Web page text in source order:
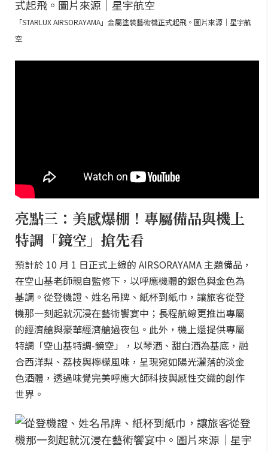
「STARLUX AIRSORAYAMA」金屬塗裝藝術機正式起飛。圖片來源｜星宇航
空
亮點三：美感爆棚！專屬備品與機上
特調「鏡空」搶先看
預計於 10 月 1 日正式上線的 AIRSORAYAMA 主題備品，
在空山基老師親自監修下，以呼應機體的銀色與金色為
基調。從登機證、姓名吊牌、紙杯到紙巾，讓旅客從登
機那一刻起就沉浸在藝術饗宴中；長程航線更推出專屬
的經濟艙與豪華經濟艙過夜包。此外，機上還提供專屬
特調「空山基特調-鏡空」，以琴酒、甜白酒為基底，融
合西洋梨、荔枝與檸檬風味，呈現宛如陽光灑落的淡金
色酒體，透過味覺完美呼應大師科技與感性交織的創作
世界。